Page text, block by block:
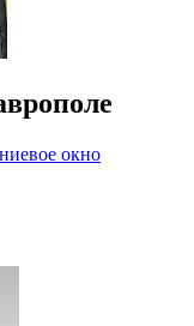
окно